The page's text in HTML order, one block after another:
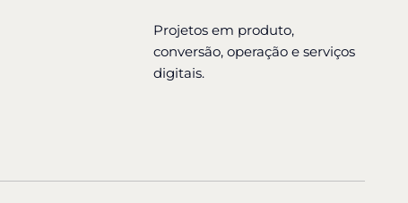
Projetos em produto,
conversão, operação e serviços
digitais.